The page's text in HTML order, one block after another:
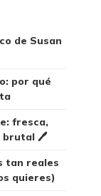
de Susan
por qué
fresca,
brutal 🖊️
tan reales
quieres)